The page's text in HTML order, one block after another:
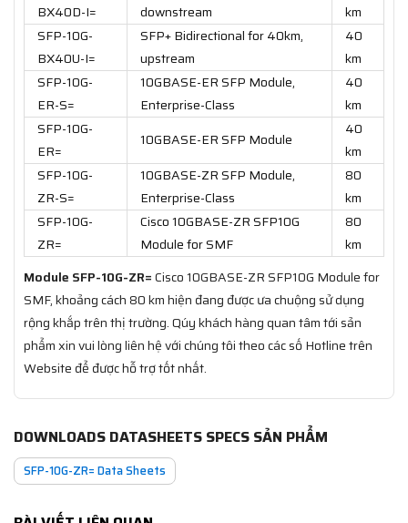
BX40D-I=
downstream
km
SFP-10G-
BX40U-I=
SFP+ Bidirectional for 40km,
upstream
40
km
SFP-10G-
ER-S=
10GBASE-ER SFP Module,
Enterprise-Class
40
km
SFP-10G-
ER=
10GBASE-ER SFP Module
40
km
SFP-10G-
ZR-S=
10GBASE-ZR SFP Module,
Enterprise-Class
80
km
SFP-10G-
ZR=
Cisco 10GBASE-ZR SFP10G
Module for SMF
80
km
Module SFP-10G-ZR=Cisco 10GBASE-ZR SFP10G Module for
SMF, khoảng cách 80 km hiện đang được ưa chuộng sử dụng
rộng khắp trên thị trường. Qúy khách hàng quan tâm tới sản
phẩm xin vui lòng liên hệ với chúng tôi theo các số Hotline trên
Website để được hỗ trợ tốt nhất.
DOWNLOADS DATASHEETS SPECS SẢN PHẨM
SFP-10G-ZR= Data Sheets